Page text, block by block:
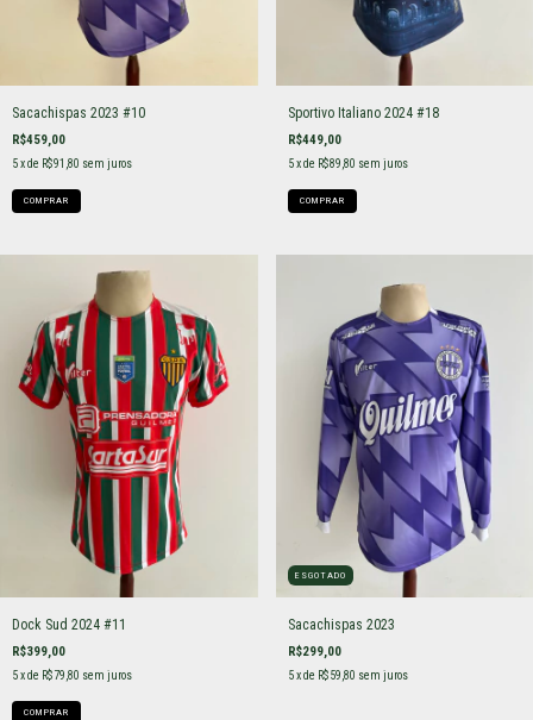
Sacachispas 2023 #10
R$459,00
5x de R$91,80 sem juros
COMPRAR
Sportivo Italiano 2024 #18
R$449,00
5 x de R$89,80 sem juros
COMPRAR
Dock Sud 2024 #11
R$399,00
5x de R$79,80 sem juros
COMPRAR
ESGOTADO
Sacachispas 2023
R$299,00
5 x de R$59,80 sem juros